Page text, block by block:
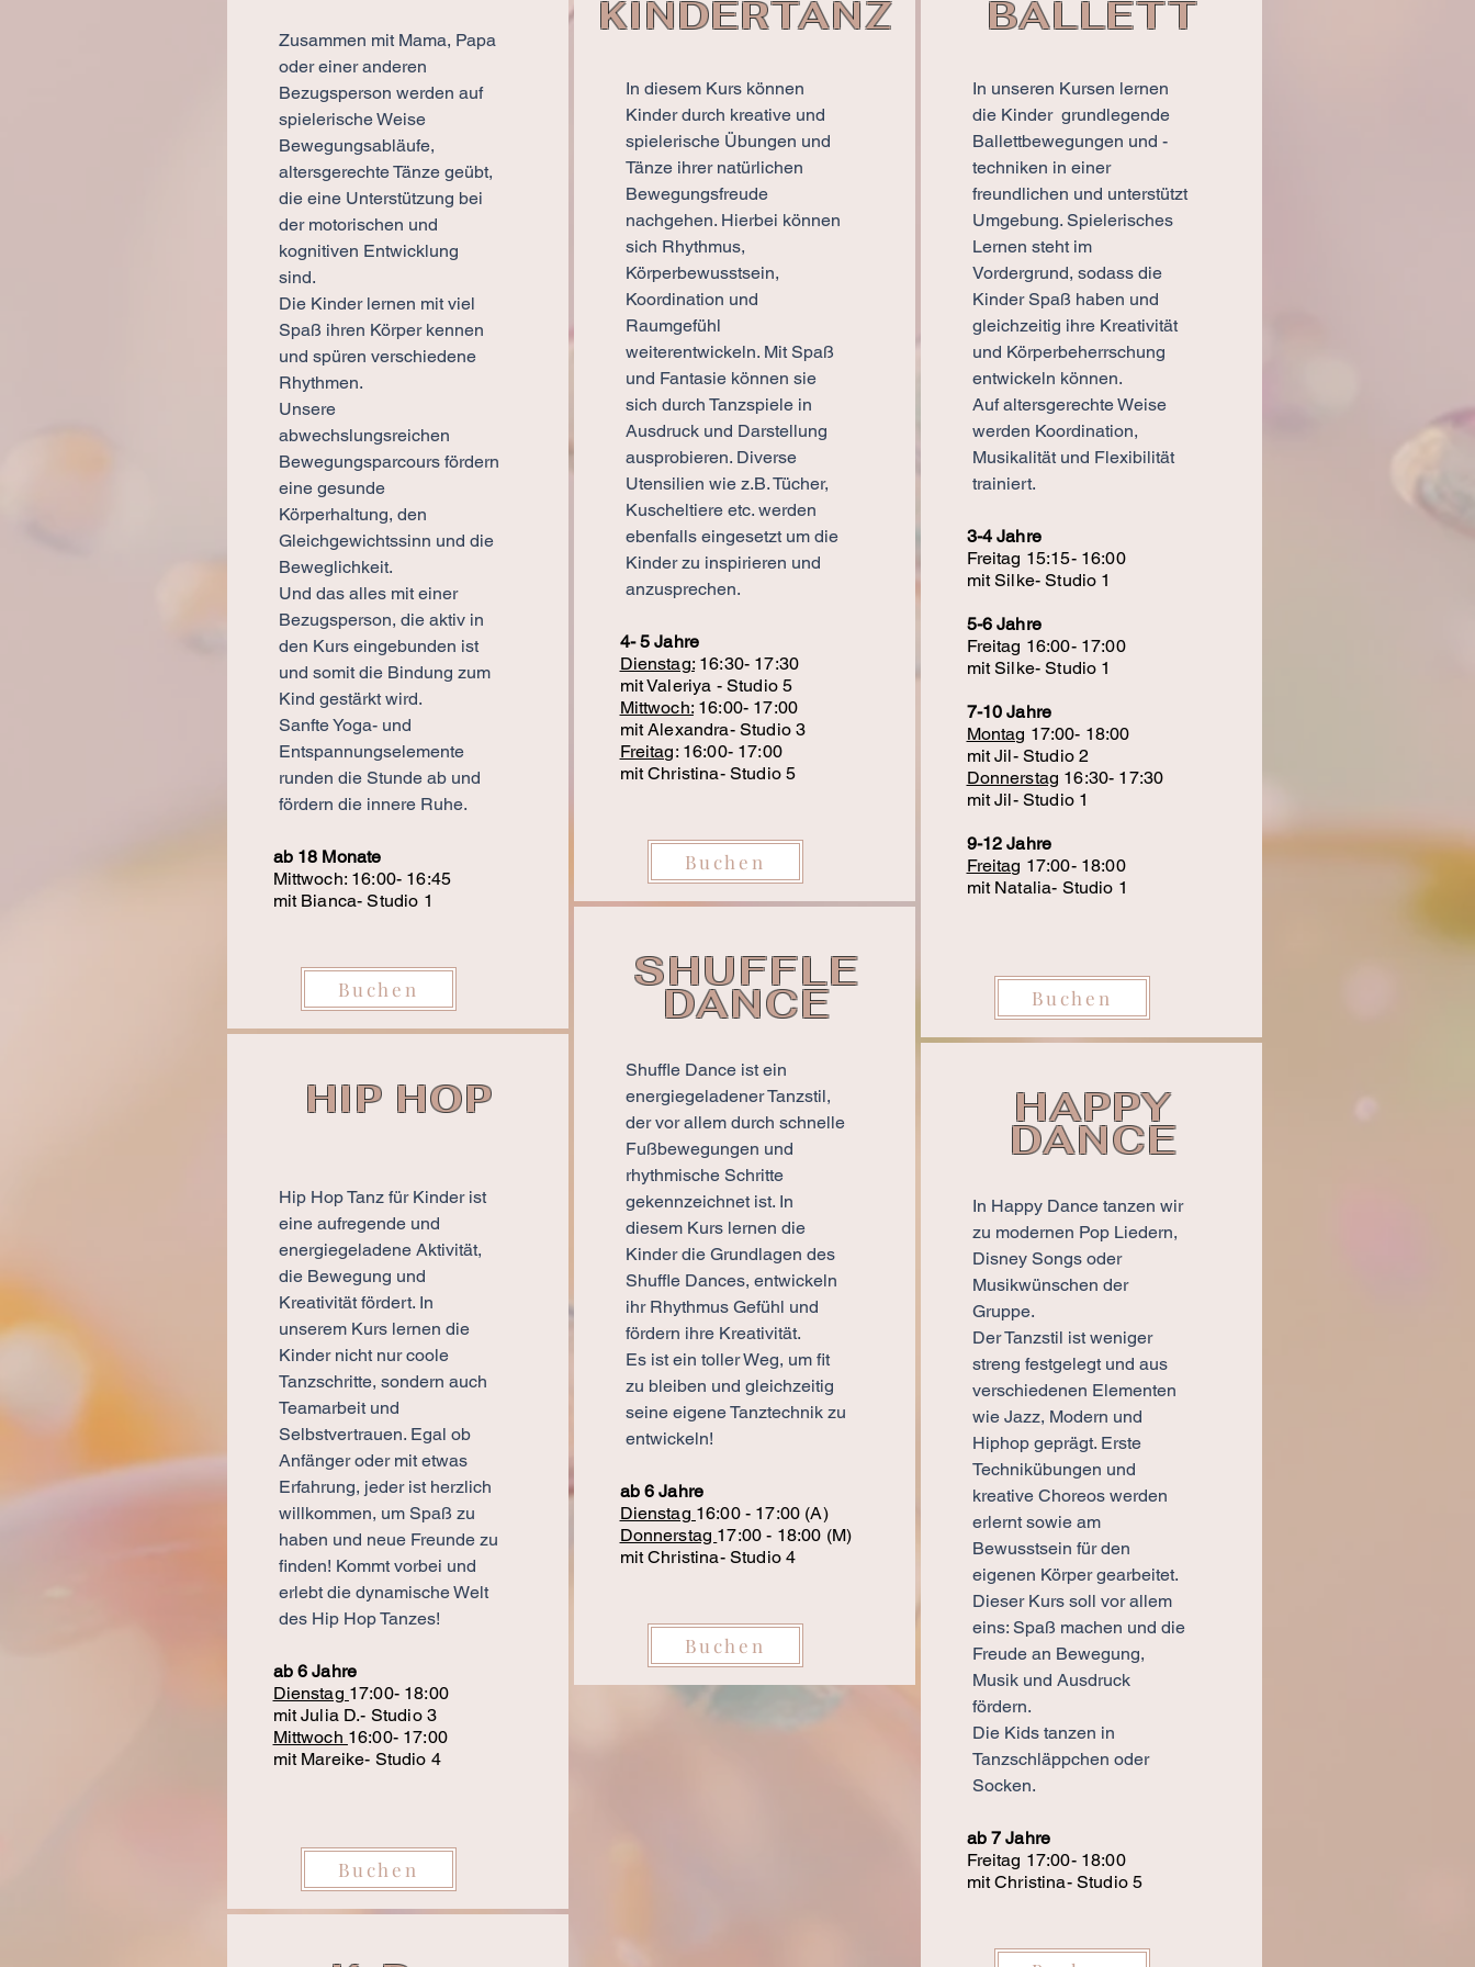
Zusammen mit Mama, Papa
oder einer anderen
Bezugsperson werden auf
spielerische Weise
Bewegungsabläufe,
altersgerechte Tänze geübt,
die eine Unterstützung bei
der motorischen und
kognitiven Entwicklung
sind.
Die Kinder lernen mit viel
Spaß ihren Körper kennen
und spüren verschiedene
Rhythmen.
Unsere
abwechslungsreichen
Bewegungsparcours fördern
eine gesunde
Körperhaltung, den
Gleichgewichtssinn und die
Beweglichkeit.
Und das alles mit einer
Bezugsperson, die aktiv in
den Kurs eingebunden ist
und somit die Bindung zum
Kind gestärkt wird.
Sanfte Yoga- und
Entspannungselemente
runden die Stunde ab und
fördern die innere Ruhe.
ab 18 Monate
Mittwoch: 16:00- 16:45
mit Bianca- Studio 1
Buchen
HIP HOP
Hip Hop Tanz für Kinder ist
eine aufregende und
energiegeladene Aktivität,
die Bewegung und
Kreativität fördert. In
unserem Kurs lernen die
Kinder nicht nur coole
Tanzschritte, sondern auch
Teamarbeit und
Selbstvertrauen. Egal ob
Anfänger oder mit etwas
Erfahrung, jeder ist herzlich
willkommen, um Spaß zu
haben und neue Freunde zu
finden! Kommt vorbei und
erlebt die dynamische Welt
des Hip Hop Tanzes!
ab 6 Jahre
Dienstag 17:00- 18:00
mit Julia D.- Studio 3
Mittwoch 16:00- 17:00
mit Mareike- Studio 4
Buchen
KINDERTANZ
In diesem Kurs können
Kinder durch kreative und
spielerische Übungen und
Tänze ihrer natürlichen
Bewegungsfreude
nachgehen. Hierbei können
sich Rhythmus,
Körperbewusstsein,
Koordination und
Raumgefühl
weiterentwickeln. Mit Spaß
und Fantasie können sie
sich durch Tanzspiele in
Ausdruck und Darstellung
ausprobieren. Diverse
Utensilien wie z.B. Tücher,
Kuscheltiere etc. werden
ebenfalls eingesetzt um die
Kinder zu inspirieren und
anzusprechen.
4- 5 Jahre
Dienstag:16:30- 17:30
mit Valeriya - Studio 5
Mittwoch:16:00- 17:00
mit Alexandra- Studio 3
Freitag: 16:00- 17:00
mit Christina- Studio 5
Buchen
SHUFFLE
DANCE
Shuffle Dance ist ein
energiegeladener Tanzstil,
der vor allem durch schnelle
Fußbewegungen und
rhythmische Schritte
gekennzeichnet ist. In
diesem Kurs lernen die
Kinder die Grundlagen des
Shuffle Dances, entwickeln
ihr Rhythmus Gefühl und
fördern ihre Kreativität.
Es ist ein toller Weg, um fit
zu bleiben und gleichzeitig
seine eigene Tanztechnik zu
entwickeln!
ab 6 Jahre
Dienstag 16:00 - 17:00 (A)
Donnerstag 17:00 - 18:00 (M)
mit Christina- Studio 4
Buchen
BALLETT
In unseren Kursen lernen
die Kinder grundlegende
Ballettbewegungen und -
techniken in einer
freundlichen und unterstützt
Umgebung. Spielerisches
Lernen steht im
Vordergrund, sodass die
Kinder Spaß haben und
gleichzeitig ihre Kreativität
und Körperbeherrschung
entwickeln können.
Auf altersgerechte Weise
werden Koordination,
Musikalität und Flexibilität
trainiert.
3-4 Jahre
Freitag 15:15- 16:00
mit Silke- Studio 1
5-6 Jahre
Freitag 16:00- 17:00
mit Silke- Studio 1
7-10 Jahre
Montag 17:00- 18:00
mit Jil- Studio 2
Donnerstag 16:30- 17:30
mit Jil- Studio 1
9-12 Jahre
Freitag 17:00- 18:00
​mit Natalia- Studio 1
Buchen
HAPPY
DANCE
In Happy Dance tanzen wir
zu modernen Pop Liedern,
Disney Songs oder
Musikwünschen der
Gruppe.
Der Tanzstil ist weniger
streng festgelegt und aus
verschiedenen Elementen
wie Jazz, Modern und
Hiphop geprägt. Erste
Technikübungen und
kreative Choreos werden
erlernt sowie am
Bewusstsein für den
eigenen Körper gearbeitet.
Dieser Kurs soll vor allem
eins: Spaß machen und die
Freude an Bewegung,
Musik und Ausdruck
fördern.
Die Kids tanzen in
Tanzschläppchen oder
Socken.
ab 7 Jahre
Freitag 17:00- 18:00
mit Christina- Studio 5